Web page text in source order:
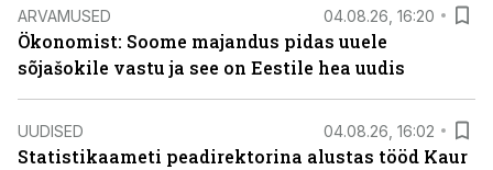
ARVAMUSED 04.08.26, 16:20
Ökonomist: Soome majandus pidas uuele
sõjašokile vastu ja see on Eestile hea uudis
UUDISED 04.08.26, 16:02
Statistikaameti peadirektorina alustas tööd Kaur